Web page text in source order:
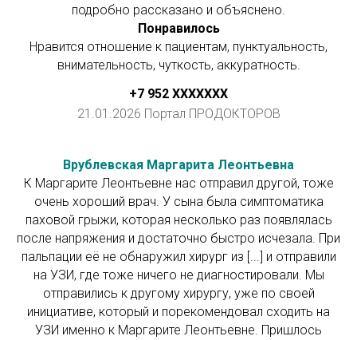
подробно рассказано и объяснено.
Понравилось
Нравится отношение к пациентам, пунктуальность,
внимательность, чуткость, аккуратность.
+7 952 ХХXXXXX
21.01.2026 Портал ПРОДОКТОРОВ
Врублевская Маргарита Леонтьевна
К Маргарите Леонтьевне нас отправил другой, тоже
очень хороший врач. У сына была симптоматика
паховой грыжи, которая несколько раз появлялась
после напряжения и достаточно быстро исчезала. При
пальпации её не обнаружил хирург из [...] и отправили
на УЗИ, где тоже ничего не диагностировали. Мы
отправились к другому хирургу, уже по своей
инициативе, который и порекомендовал сходить на
УЗИ именно к Маргарите Леонтьевне. Пришлось